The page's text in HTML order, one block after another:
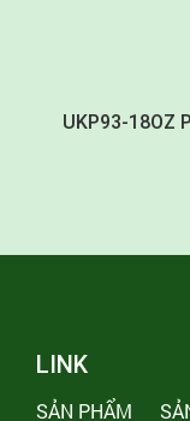
UKP93-18OZ
LINK
SẢN PHẨM